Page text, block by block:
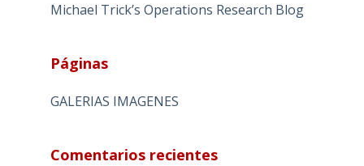
Michael Trick’s Operations Research Blog
Páginas
GALERIAS IMAGENES
Comentarios recientes